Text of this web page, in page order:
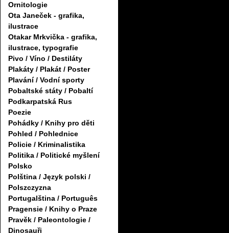
Ornitologie
Ota Janeček - grafika,
ilustrace
Otakar Mrkvička - grafika,
ilustrace, typografie
Pivo / Víno / Destiláty
Plakáty / Plakát / Poster
Plavání / Vodní sporty
Pobaltské státy / Pobaltí
Podkarpatská Rus
Poezie
Pohádky / Knihy pro děti
Pohled / Pohlednice
Policie / Kriminalistika
Politika / Politické myšlení
Polsko
Polština / Język polski /
Polszczyzna
Portugalština / Português
Pragensie / Knihy o Praze
Pravěk / Paleontologie /
Dinosauři